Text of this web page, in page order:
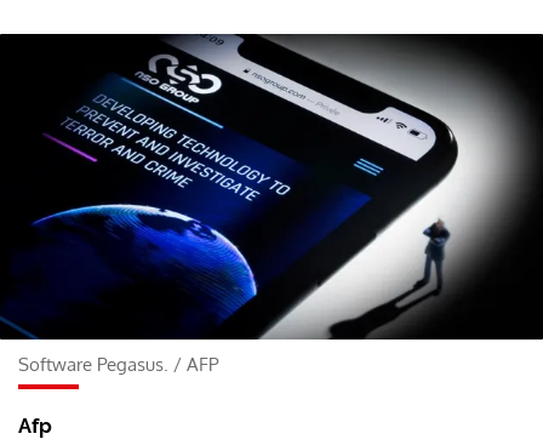
Software Pegasus. / AFP
Afp